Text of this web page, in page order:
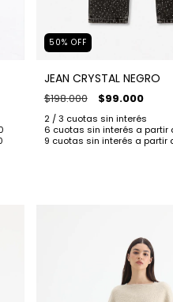
50% OFF
JEAN CRYSTAL NEGRO
$198.000 $99.000